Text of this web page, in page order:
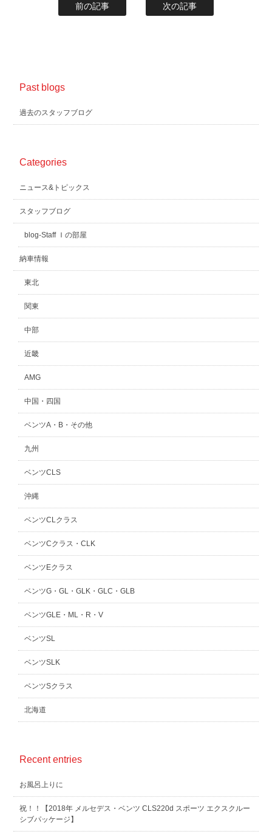
前の記事 次の記事
Past blogs
過去のスタッフブログ
Categories
ニュース&トピックス
スタッフブログ
blog-Staff Ｉの部屋
納車情報
東北
関東
中部
近畿
AMG
中国・四国
ベンツA・B・その他
九州
ベンツCLS
沖縄
ベンツCLクラス
ベンツCクラス・CLK
ベンツEクラス
ベンツG・GL・GLK・GLC・GLB
ベンツGLE・ML・R・V
ベンツSL
ベンツSLK
ベンツSクラス
北海道
Recent entries
お風呂上りに
祝！！【2018年 メルセデス・ベンツ CLS220d スポーツ エクスクルー
シブパッケージ】